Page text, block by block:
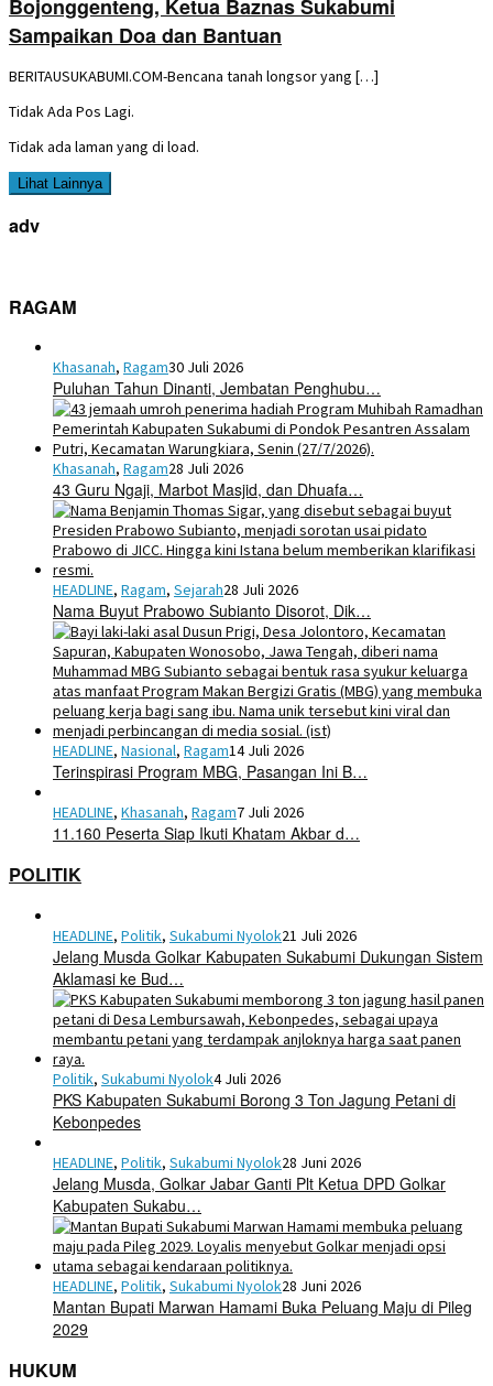
Bojonggenteng, Ketua Baznas Sukabumi
Sampaikan Doa dan Bantuan
BERITAUSUKABUMI.COM-Bencana tanah longsor yang […]
Tidak Ada Pos Lagi.
Tidak ada laman yang di load.
Lihat Lainnya
adv
RAGAM
Khasanah, Ragam30 Juli 2026
Puluhan Tahun Dinanti, Jembatan Penghubu…
Khasanah, Ragam28 Juli 2026
43 Guru Ngaji, Marbot Masjid, dan Dhuafa…
HEADLINE, Ragam, Sejarah28 Juli 2026
Nama Buyut Prabowo Subianto Disorot, Dik…
HEADLINE, Nasional, Ragam14 Juli 2026
Terinspirasi Program MBG, Pasangan Ini B…
HEADLINE, Khasanah, Ragam7 Juli 2026
11.160 Peserta Siap Ikuti Khatam Akbar d…
POLITIK
HEADLINE, Politik, Sukabumi Nyolok21 Juli 2026
Jelang Musda Golkar Kabupaten Sukabumi Dukungan Sistem
Aklamasi ke Bud…
Politik, Sukabumi Nyolok4 Juli 2026
PKS Kabupaten Sukabumi Borong 3 Ton Jagung Petani di
Kebonpedes
HEADLINE, Politik, Sukabumi Nyolok28 Juni 2026
Jelang Musda, Golkar Jabar Ganti Plt Ketua DPD Golkar
Kabupaten Sukabu…
HEADLINE, Politik, Sukabumi Nyolok28 Juni 2026
Mantan Bupati Marwan Hamami Buka Peluang Maju di Pileg
2029
HUKUM